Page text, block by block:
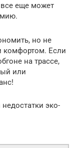
еще может
но не
комфортом. Если
на трассе,
или
эко-